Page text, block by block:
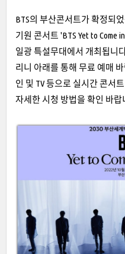
BTS의 부산콘서트가 확정되
기원 콘서트 'BTS Yet to Come
일광 특설무대에서 개최됩니
리니 아래를 통해 무료 예매
인 및 TV 등으로 실시간 콘서
자세한 시청 방법을 확인 바